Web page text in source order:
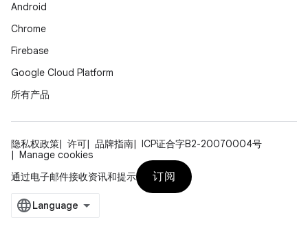
Android
Chrome
Firebase
Google Cloud Platform
所有产品
隐私权政策 许可 品牌指南
ICP证合字B2-20070004号
Manage cookies
通过电子邮件接收资讯和提示
订阅